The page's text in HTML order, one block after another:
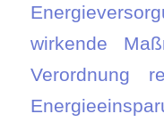
wirkende
Verordnung